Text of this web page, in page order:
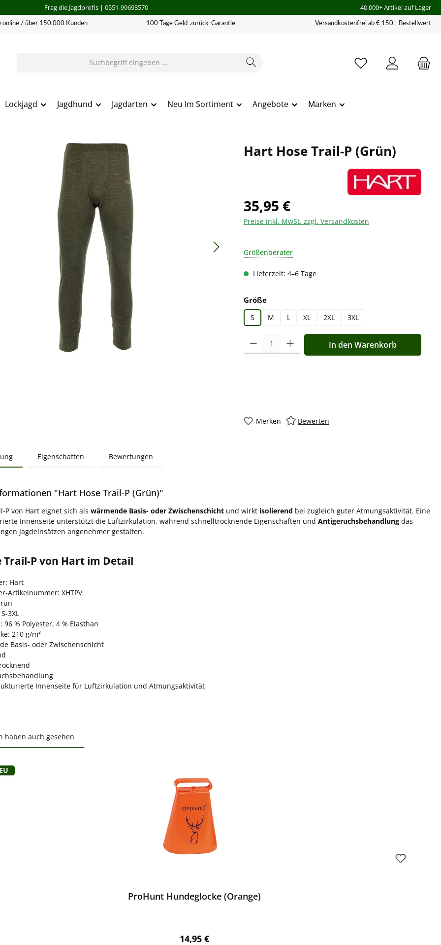
Frag die Jagdprofis| 0551-99693570 40.000+ Artikel auf Lager
online / über 150.000 Kunden 100 Tage Geld-zurück-Garantie Versandkostenfrei ab € 150,- Bestellwert
Lockjagd Jagdhund Jagdarten Neu Im Sortiment Angebote Marken
Hart Hose Trail-P (Grün)
35,95 €
Preise inkl. MwSt. zzgl. Versandkosten
Größenberater
Lieferzeit: 4–6 Tage
Größeauswählen
S M L XL 2XL 3XL
Produkt Anzahl: Gib den gewünschten Wert ein oder
In den Warenkorb
Merken Bewerten
Eigenschaften Bewertungen
"Hart Hose Trail-P (Grün)"
P von Hart eignet sich als wärmende Basis- oder Zwischenschicht und wirkt isolierend bei zugleich guter Atmungsaktivität. Eine
Innenseite unterstützt die Luftzirkulation, während schnelltrocknende Eigenschaften und Antigeruchsbehandlung das
Jagdeinsätzen angenehmer gestalten.
Trail-P von Hart im Detail
Hart
Artikelnummer: XHTPV
3XL
96 % Polyester, 4 % Elasthan
210 g/m²
Basis- oder Zwischenschicht
Innenseite für Luftzirkulation und Atmungsaktivität
haben auch gesehen
ProHunt Hundeglocke (Orange)
Regulärer Preis:
14,95 €